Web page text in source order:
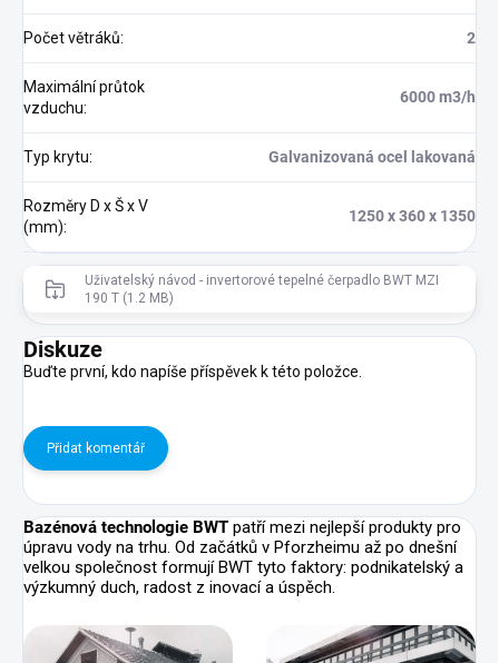
Počet větráků: 2
Maximální průtok
vzduchu:
6000 m3/h
Typ krytu: Galvanizovaná ocel lakovaná
Rozměry D x Š x V
(mm):
1250 x 360 x 1350
Uživatelský návod - invertorové tepelné čerpadlo BWT MZI
190 T (1.2 MB)
Diskuze
Buďte první, kdo napíše příspěvek k této položce.
Přidat komentář
Bazénová technologie BWT patří mezi nejlepší produkty pro
úpravu vody na trhu. Od začátků v Pforzheimu až po dnešní
velkou společnost formují BWT tyto faktory: podnikatelský a
výzkumný duch, radost z inovací a úspěch.